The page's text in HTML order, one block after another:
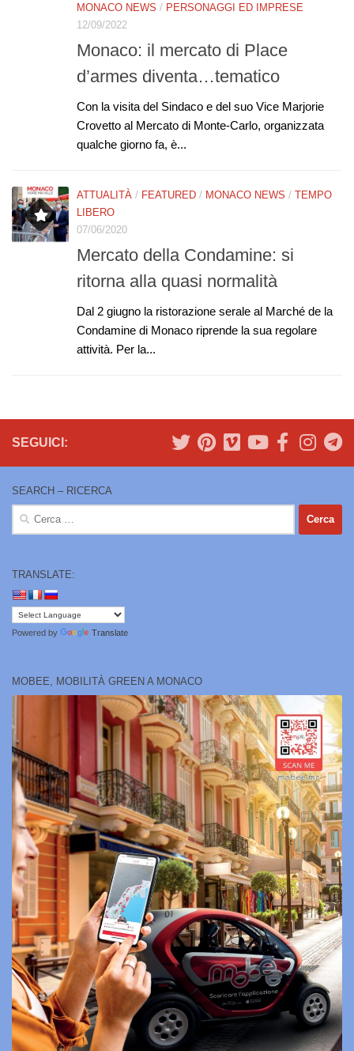
MONACO NEWS / PERSONAGGI ED IMPRESE
12/09/2022
Monaco: il mercato di Place
d’armes diventa…tematico
Con la visita del Sindaco e del suo Vice Marjorie
Crovetto al Mercato di Monte-Carlo, organizzata
qualche giorno fa, è...
ATTUALITÀ / FEATURED / MONACO NEWS / TEMPO
LIBERO
07/06/2020
Mercato della Condamine: si
ritorna alla quasi normalità
Dal 2 giugno la ristorazione serale al Marché de la
Condamine di Monaco riprende la sua regolare
attività. Per la...
SEGUICI:
SEARCH – RICERCA
Ricerca
TRANSLATE:
Powered by Translate
MOBEE, MOBILITÀ GREEN A MONACO